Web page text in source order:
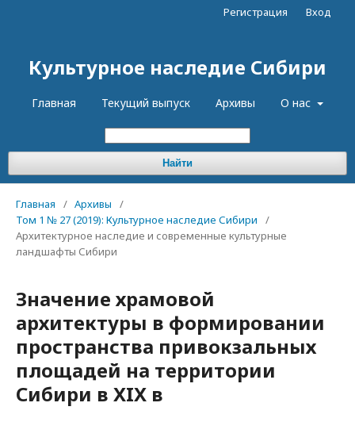
Культурное наследие Сибири
Главная Текущий выпуск Архивы О нас
Найти
Регистрация Вход
Главная / Архивы
/
Том 1 № 27 (2019): Культурное наследие Сибири
/
Архитектурное наследие и современные культурные
ландшафты Сибири
Значение храмовой
архитектуры в формировании
пространства привокзальных
площадей на территории
Сибири в XIX в